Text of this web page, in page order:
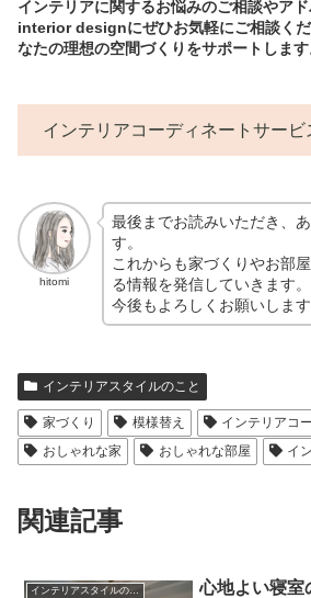
インテリアに関するお悩みのご相談やア
interior designにぜひお気軽にご相談く
なたの理想の空間づくりをサポートします
インテリアコーディネートサービ
hitomi
最後までお読みいただき、
す。
これからも家づくりやお部
る情報を発信していきます。
今後もよろしくお願いします
インテリアスタイルのこと
家づくり 模様替え
インテリアコ
おしゃれな家
おしゃれな部屋 イ
関連記事
心地よい寝室